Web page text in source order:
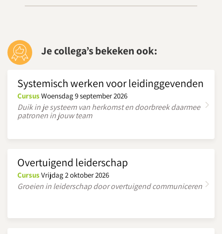
Je collega’s bekeken ook:
Systemisch werken voor leidinggevenden
CursusWoensdag 9 september 2026
Duik in je systeem van herkomst en doorbreek daarmee
patronen in jouw team
Overtuigend leiderschap
CursusVrijdag 2 oktober 2026
Groeien in leiderschap door overtuigend communiceren